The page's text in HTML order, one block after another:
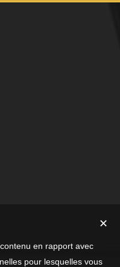
✕
en rapport avec
pour lesquelles vous